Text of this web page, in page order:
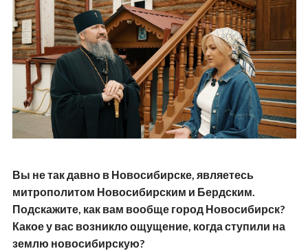
Вы не так давно в Новосибирске, являетесь
митрополитом Новосибирским и Бердским.
Подскажите, как вам вообще город Новосибирск?
Какое у вас возникло ощущение, когда ступили на
землю новосибирскую?